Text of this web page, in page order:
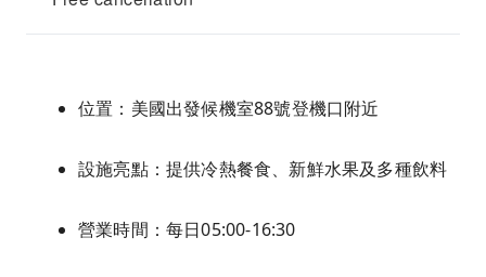
位置：美國出發候機室88號登機口附近
設施亮點：提供冷熱餐食、新鮮水果及多種飲料
營業時間：每日05:00-16:30